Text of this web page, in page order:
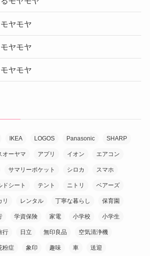
ヤモヤ
ヤモヤ
ヤモヤ
IKEA LOGOS Panasonic SHARP
オーヤマ アプリ イオン エアコン
サマリーポケット シロカ スマホ
ドシート テント ニトリ ベアーズ
リ レンタル 丁寧な暮らし 保育園
学資保険 家電 小学校 小学生
行 日立 無印良品 空気清浄機
粉症 象印 趣味 車 送迎